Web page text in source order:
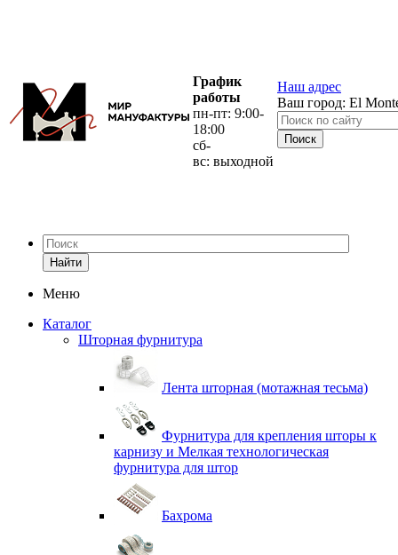
График
работы
пн-пт: 9:00-
18:00
сб-
вс: выходной
Наш адрес
Ваш город: El
Найти
Меню
Каталог
Шторная фурнитура
Лента шторная (мотажная тесьма)
Фурнитура для крепления шторы к
карнизу и Мелкая технологическая
фурнитура для штор
Бахрома